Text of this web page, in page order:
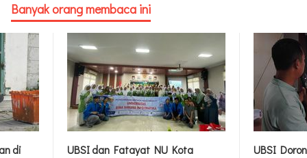
Banyak orang membaca ini
di
UBSI dan Fatayat NU Kota
UBSI